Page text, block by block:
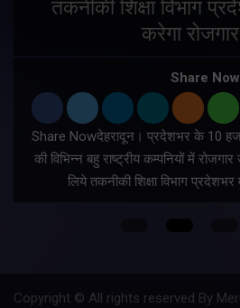
तकनीकी शिक्षा विभाग
करेगा
Share Now
Share Nowदेहरादून। प्रदेशभर के 10
की विभिन्न बहु राष्ट्रीय कम्पनियों में
लिये तकनीकी शिक्षा विभाग